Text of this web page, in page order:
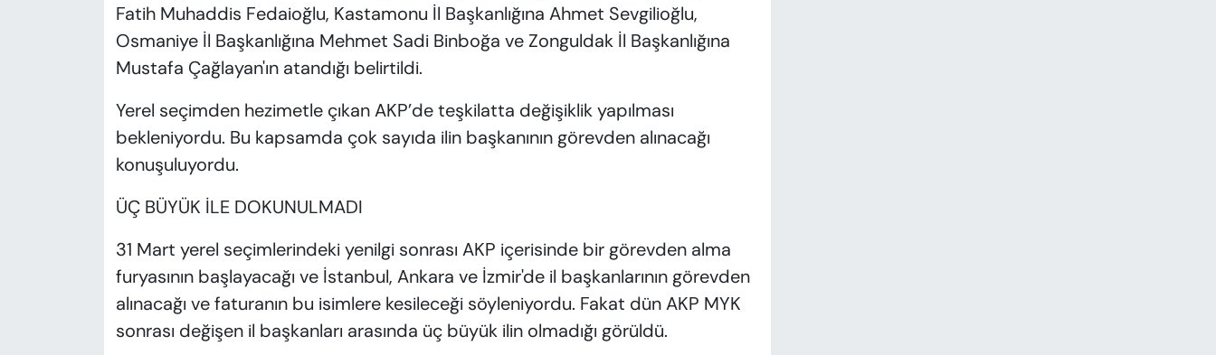
Fatih Muhaddis Fedaioğlu, Kastamonu İl Başkanlığına Ahmet Sevgilioğlu,
Osmaniye İl Başkanlığına Mehmet Sadi Binboğa ve Zonguldak İl Başkanlığına
Mustafa Çağlayan'ın atandığı belirtildi.
Yerel seçimden hezimetle çıkan AKP’de teşkilatta değişiklik yapılması
bekleniyordu. Bu kapsamda çok sayıda ilin başkanının görevden alınacağı
konuşuluyordu.
ÜÇ BÜYÜK İLE DOKUNULMADI
31 Mart yerel seçimlerindeki yenilgi sonrası AKP içerisinde bir görevden alma
furyasının başlayacağı ve İstanbul, Ankara ve İzmir'de il başkanlarının görevden
alınacağı ve faturanın bu isimlere kesileceği söyleniyordu. Fakat dün AKP MYK
sonrası değişen il başkanları arasında üç büyük ilin olmadığı görüldü.